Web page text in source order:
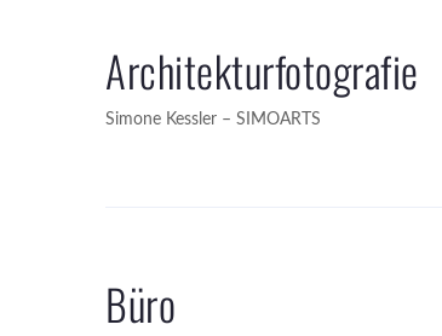
Architekturfotografie
Simone Kessler – SIMOARTS
Büro